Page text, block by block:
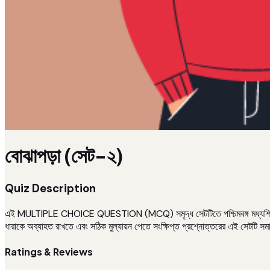
বোঝাপড়া (সেট-২)
Quiz Description
এই MULTIPLE CHOICE QUESTION (MCQ) সমৃদ্ধ সেটটিতে পশ্চিমবঙ্গ
ধারাকে অব্যাহত রাখতে এবং সঠিক মুল্যায়ন পেতে সংক্ষিপ্ত প্রশ্নোত্তরের এই সেটটি
Ratings & Reviews